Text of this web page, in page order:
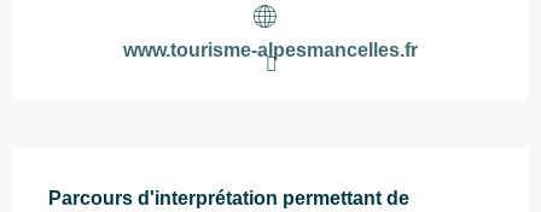
www.tourisme-alpesmancelles.fr
Parcours d'interprétation permettant de